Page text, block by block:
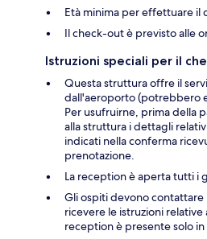
Età minima per effettuare il
Il check-out è previsto alle
Istruzioni speciali per il
Questa struttura offre il
dall'aeroporto (potrebbero
Per usufruirne, prima della
alla struttura i dettagli
indicati nella conferma
prenotazione.
La reception è aperta tutti i
Gli ospiti devono
ricevere le istruzioni
reception è presente solo